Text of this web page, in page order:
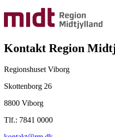
Kontakt Region
Regionshuset Viborg
Skottenborg 26
8800 Viborg
Tlf.: 7841 0000